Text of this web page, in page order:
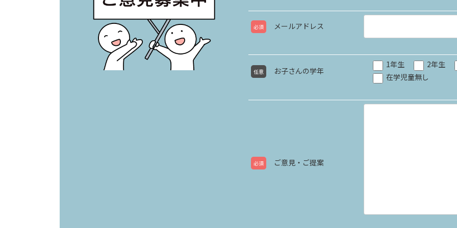
必須 メールアドレス
任意 お子さんの学年
1年生 2年生
在学児童無し
必須 ご意見・ご提案